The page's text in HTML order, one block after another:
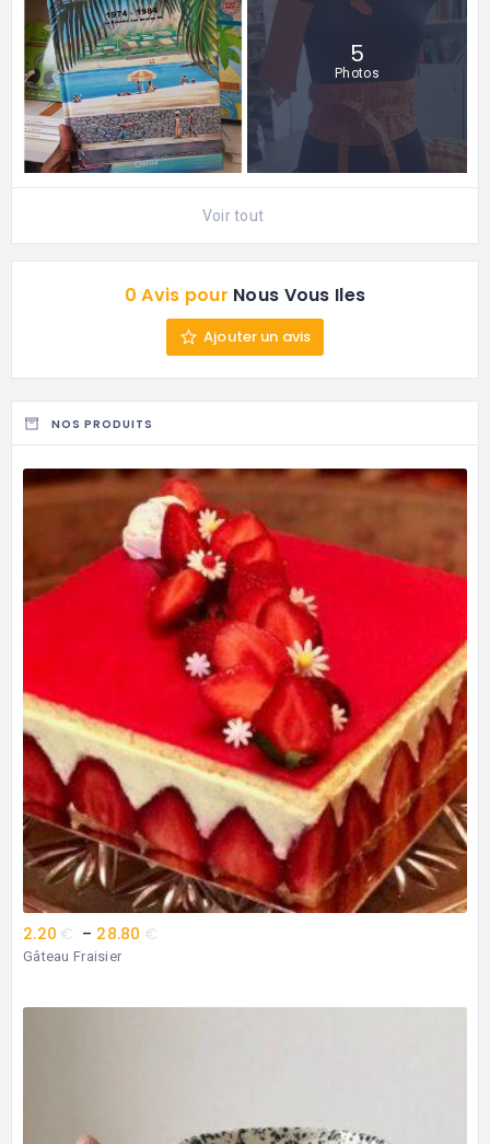
5
Photos
Voir tout
0 Avis pour Nous Vous Iles
Ajouter un avis
NOS PRODUITS
Gâteau Fraisier
2.20 € – 28.80 €